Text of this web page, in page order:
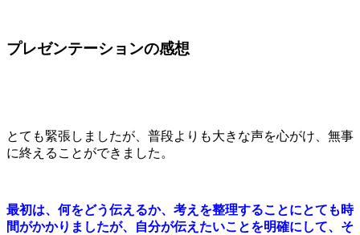
プレゼンテーションの感想
とても緊張しましたが、普段よりも大きな声を心がけ、無事
に終えることができました。
最初は、何をどう伝えるか、考えを整理することにとても時
間がかかりましたが、自分が伝えたいことを明確にして、そ